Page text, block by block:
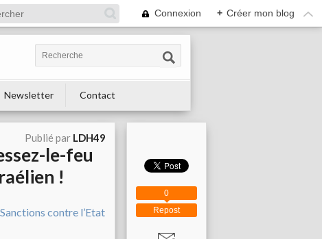
Connexion + Créer mon blog
Newsletter Contact
Publié par LDH49
le-feu
!
Repost
0